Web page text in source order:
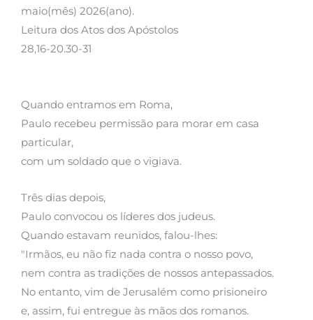
maio(mês) 2026(ano).
Leitura dos Atos dos Apóstolos
28,16-20.30-31
Quando entramos em Roma,
Paulo recebeu permissão para morar em casa
particular,
com um soldado que o vigiava.
Três dias depois,
Paulo convocou os líderes dos judeus.
Quando estavam reunidos, falou-lhes:
"Irmãos, eu não fiz nada contra o nosso povo,
nem contra as tradições de nossos antepassados.
No entanto, vim de Jerusalém como prisioneiro
e, assim, fui entregue às mãos dos romanos.